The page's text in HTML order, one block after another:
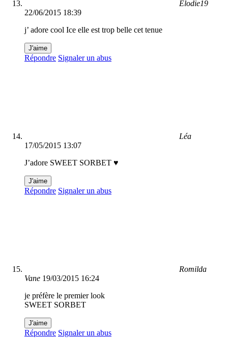
Elodie19
22/06/2015 18:39
j’ adore cool Ice elle est trop belle cet tenue
J'aime
Répondre Signaler un abus
Léa
17/05/2015 13:07
J’adore SWEET SORBET ♥
J'aime
Répondre Signaler un abus
Romilda
Vane 19/03/2015 16:24
je préfère le premier look
SWEET SORBET
J'aime
Répondre Signaler un abus